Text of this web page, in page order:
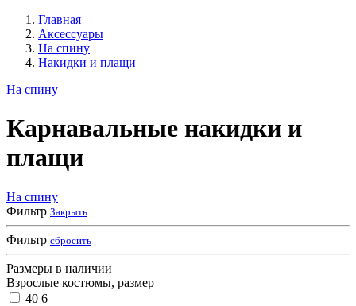
Главная
Аксессуары
На спину
Накидки и плащи
На спину
Карнавальные накидки и
плащи
На спину
Фильтр Закрыть
Фильтр сбросить
Размеры в наличии
Взрослые костюмы, размер
40 6